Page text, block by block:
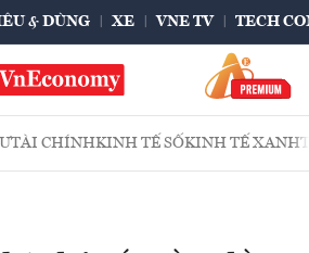
& DÙNG XE VNE TV TECH
TÀI CHÍNHKINH TẾ SỐKINH TẾ XANH